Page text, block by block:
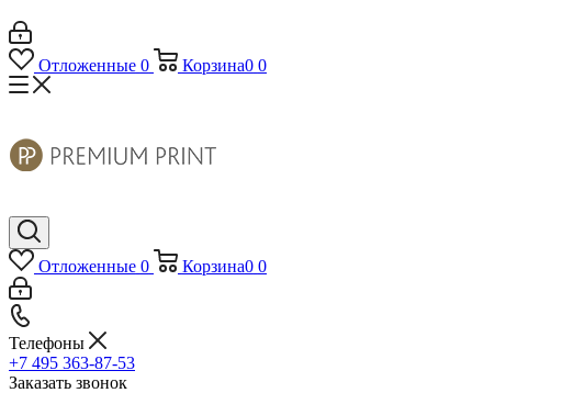
Отложенные 0 Корзина0 0
Отложенные 0 Корзина0 0
Телефоны
+7 495 363-87-53
Заказать звонок